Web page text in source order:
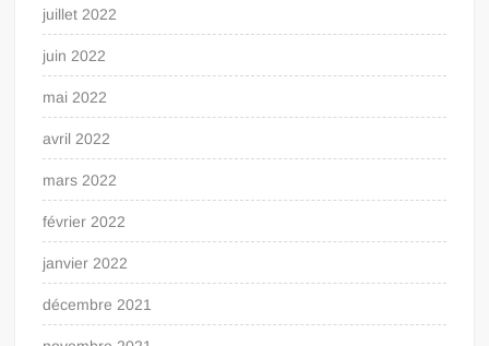
juillet 2022
juin 2022
mai 2022
avril 2022
mars 2022
février 2022
janvier 2022
décembre 2021